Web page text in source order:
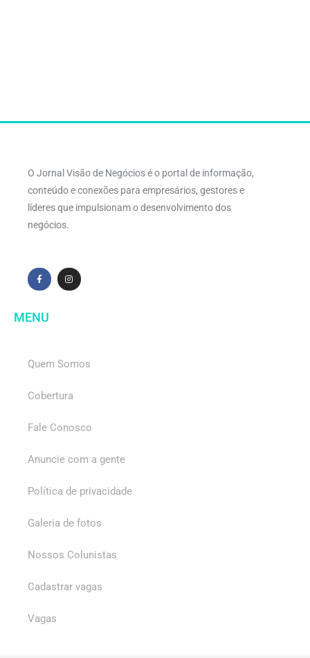
O Jornal Visão de Negócios é o portal de informação,
conteúdo e conexões para empresários, gestores e
líderes que impulsionam o desenvolvimento dos
negócios.
MENU
Quem Somos
Cobertura
Fale Conosco
Anuncie com a gente
Política de privacidade
Galeria de fotos
Nossos Colunistas
Cadastrar vagas
Vagas